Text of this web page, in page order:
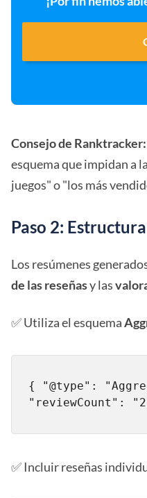
Consejo de Ranktracker:
esquema que impidan a
juegos" o "los más
Paso 2:
Los resúmenes
de las reseñasy las
✅ Utiliza el esquema
{ "@type":
"reviewCount":
✅ Incluir reseñas